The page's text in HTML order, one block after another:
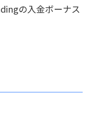
の入金ボーナス